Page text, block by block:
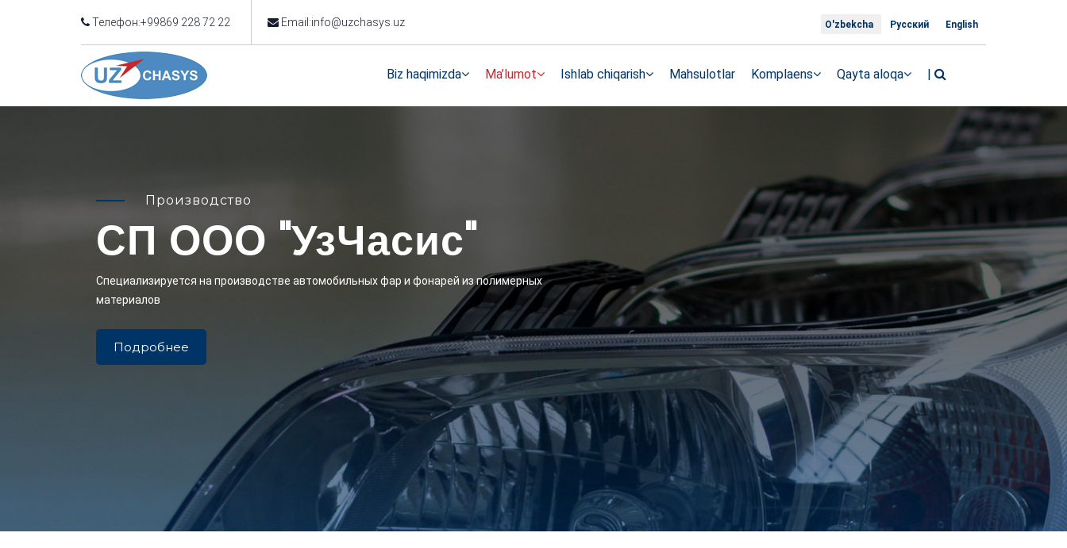
Телефон:+99869 228 72 22 Email:info@uzchasys.uz O'zbekcha Русский English
Biz haqimizda Ma’lumot Ishlab chiqarish Mahsulotlar Komplaens Qayta aloqa |
Производство
СП ООО "УзЧасис"
Cпециализируется на производстве автомобильных фар и фонарей из полимерных
материалов
Подробнее